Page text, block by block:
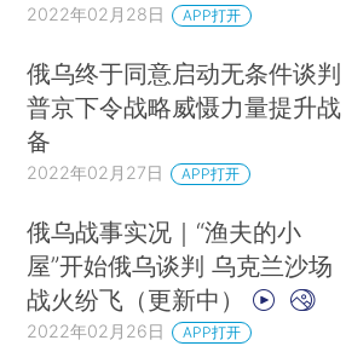
2022年02月28日 APP打开
俄乌终于同意启动无条件谈判
普京下令战略威慑力量提升战
备
2022年02月27日 APP打开
俄乌战事实况｜“渔夫的小
屋”开始俄乌谈判 乌克兰沙场
战火纷飞（更新中）
2022年02月26日 APP打开